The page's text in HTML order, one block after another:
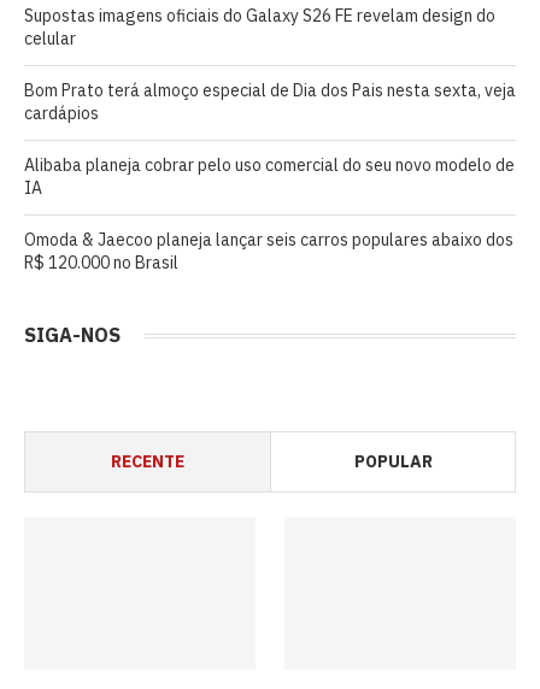
Supostas imagens oficiais do Galaxy S26 FE revelam design do
celular
Bom Prato terá almoço especial de Dia dos Pais nesta sexta, veja
cardápios
Alibaba planeja cobrar pelo uso comercial do seu novo modelo de
IA
Omoda & Jaecoo planeja lançar seis carros populares abaixo dos
R$ 120.000 no Brasil
SIGA-NOS
RECENTE POPULAR